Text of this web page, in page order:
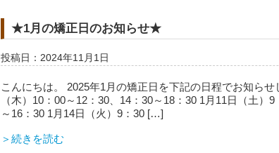
★1月の矯正日のお知らせ★
投稿日：2024年11月1日
こんにちは。 2025年1月の矯正日を下記の日程でお知ら
（木）10：00～12：30、14：30～18：30 1月11日（土）
～16：30 1月14日（火）9：30 […]
＞続きを読む